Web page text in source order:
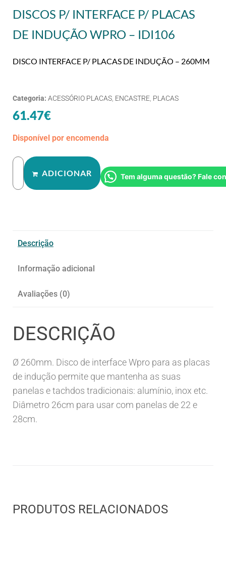
DISCOS P/ INTERFACE P/ PLACAS
DE INDUÇÃO WPRO – IDI106
DISCO INTERFACE P/ PLACAS DE INDUÇÃO – 260MM
Categoria: ACESSÓRIO PLACAS ENCASTRE PLACAS
61.47€
Disponível por encomenda
ADICIONAR Tem alguma questão? Fale
Descrição
Informação adicional
Avaliações (0)
DESCRIÇÃO
Ø 260mm. Disco de interface Wpro para as placas
de indução permite que mantenha as suas
panelas e tachdos tradicionais: alumínio, inox etc.
Diâmetro 26cm para usar com panelas de 22 e
28cm.
PRODUTOS RELACIONADOS